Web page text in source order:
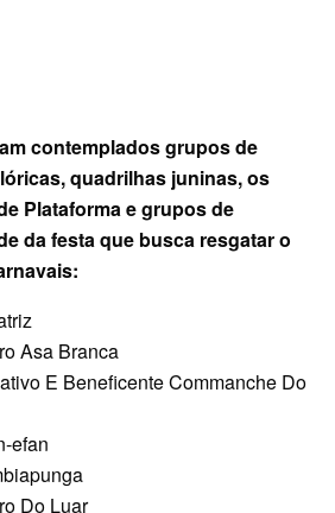
contemplados grupos de
quadrilhas juninas, os
Plataforma e grupos de
da festa que busca resgatar o
Asa Branca
E Beneficente Commanche Do
efan
Do Luar